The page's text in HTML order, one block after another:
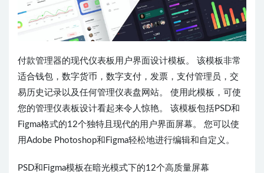
付款管理器的现代仪表板用户界面设计模板。 该模板非常
适合钱包，数字货币，数字支付，发票，支付管理员，交
易历史记录以及任何管理仪表盘网站。 使用此模板，可使
您的管理仪表板设计看起来令人惊艳。 该模板包括PSD和
Figma格式的12个独特且现代的用户界面屏幕。 您可以使
用Adobe Photoshop和Figma轻松地进行编辑和自定义。
PSD和Figma模板在暗光模式下的12个高质量屏幕